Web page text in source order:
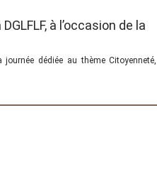
à l’occasion de la
dédiée au thème Citoyenneté,